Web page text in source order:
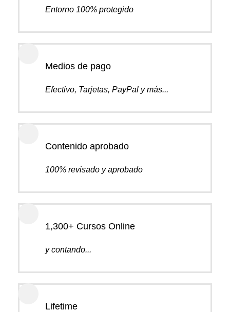
Entorno 100% protegido
Medios de pago
Efectivo, Tarjetas, PayPal y más...
Contenido aprobado
100% revisado y aprobado
1,300+ Cursos Online
y contando...
Lifetime